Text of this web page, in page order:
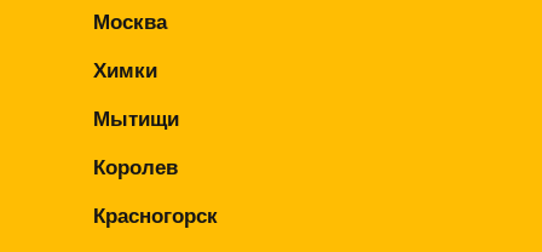
Москва
Химки
Мытищи
Королев
Красногорск